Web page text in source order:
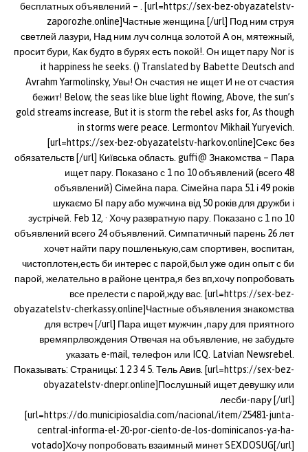
бесплатных объявлений – . [url=https://sex-bez-obyazatelstv-
zaporozhe.online]Частные женщина [/url] Под ним струя
светлей лазури, Над ним луч солнца золотой А он, мятежный,
просит бури, Как будто в бурях есть покой!. Он ищет пару Nor is
it happiness he seeks. () Translated by Babette Deutsch and
Avrahm Yarmolinsky, Увы! Он счастия не ищет И не от счастия
бежит! Below, the seas like blue light flowing, Above, the sun’s
gold streams increase, But it is storm the rebel asks for, As though
in storms were peace. Lermontov Mikhail Yuryevich.
[url=https://sex-bez-obyazatelstv-harkov.online]Секс без
обязательств [/url] Київська область. guffi@ Знакомства – Пара
ищет пару. Показано с 1 по 10 объявлений (всего 48
объявлений) Сімейна пара. Сімейна пара 51 і 49 років
шукаємо БІ пару або мужчина від 50 років для дружби і
зустрічей. Feb 12, · Хочу развратную пару. Показано с 1 по 10
объявлений всего 24 объявлений. Симпатичный парень 26 лет
хочет найти пару пошленькую,сам спортивен, воспитан,
чистоплотен,есть би интерес с парой,был уже один опыт с би
парой, желательно в районе центра,я без вп,хочу попробовать
все прелести с парой,жду вас. [url=https://sex-bez-
obyazatelstv-cherkassy.online]Частные объявления знакомства
для встреч [/url] Пара ищет мужчин ,пару для приятного
времяпрлвождения Отвечая на объявление, не забудьте
указать e-mail, телефон или ICQ. Latvian Newsrebel.
Показывать: Страницы: 1 2 3 4 5. Тель Авив. [url=https://sex-bez-
obyazatelstv-dnepr.online]Послушный ищет девушку или
лесби-пару [/url]
[url=https://do.municipiosaldia.com/nacional/item/25481-junta-
central-informa-el-20-por-ciento-de-los-dominicanos-ya-ha-
votado]Хочу попробовать взаимный минет SEXDOSUG[/url]